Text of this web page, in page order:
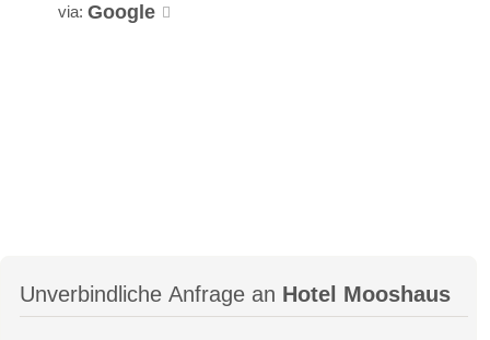
via: Google
Unverbindliche Anfrage an Hotel Mooshaus